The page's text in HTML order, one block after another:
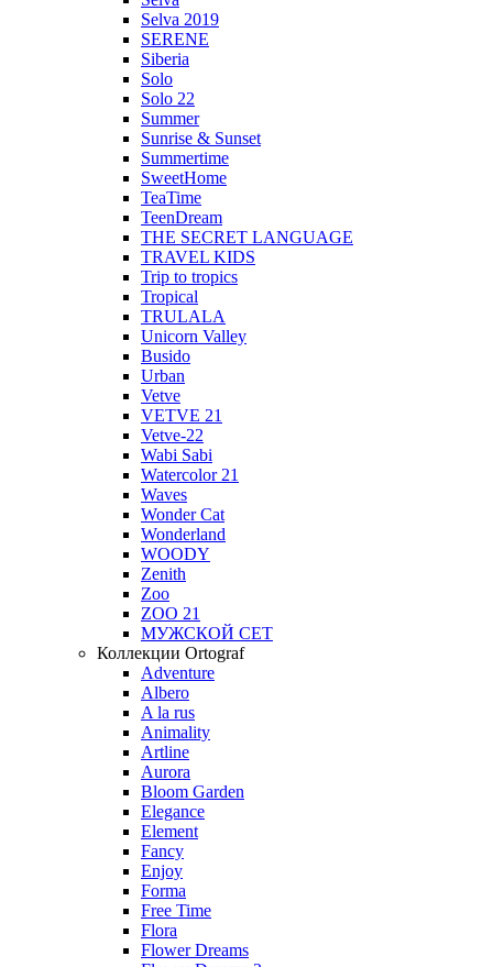
Selva 2019
SERENE
Siberia
Solo
Solo 22
Summer
Sunrise & Sunset
Summertime
SweetHome
TeaTime
TeenDream
THE SECRET LANGUAGE
TRAVEL KIDS
Trip to tropics
Tropical
TRULALA
Unicorn Valley
Busido
Urban
Vetve
VETVE 21
Vetve-22
Wabi Sabi
Watercolor 21
Waves
Wonder Cat
Wonderland
WOODY
Zenith
Zoo
ZOO 21
МУЖСКОЙ СЕТ
Коллекции Ortograf
Adventure
Albero
A la rus
Animality
Artline
Aurora
Bloom Garden
Elegance
Element
Fancy
Enjoy
Forma
Free Time
Flora
Flower Dreams